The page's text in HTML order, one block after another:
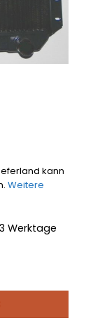
kann
Weitere
Werktage